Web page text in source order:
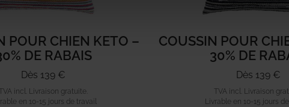
POUR CHIEN KETO –
DE RABAIS
Dès 139 €
TVA incl. Livraison gratuite.
en 10-15 jours de travail
COUSSIN POUR
30% DE
Dès 139 €
TVA incl. Livraison
Livrable en 10-15 jours